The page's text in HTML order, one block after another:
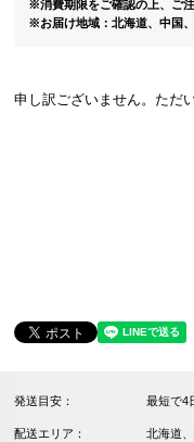
※消費期限をご確認の上、ご
※お届け地域：北海道、中国
申し訳ございません。ただ
発送目安： 最短で4
配送エリア： 北海道